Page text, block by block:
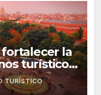
la
turísticos,
TURÍSTICO